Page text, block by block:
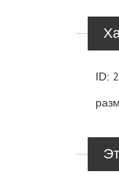
ID: